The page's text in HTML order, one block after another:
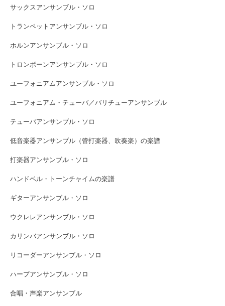
サックスアンサンブル・ソロ
トランペットアンサンブル・ソロ
ホルンアンサンブル・ソロ
トロンボーンアンサンブル・ソロ
ユーフォニアムアンサンブル・ソロ
ユーフォニアム・テューバ／バリチューアンサンブル
テューバアンサンブル・ソロ
低音楽器アンサンブル（管打楽器、吹奏楽）の楽譜
打楽器アンサンブル・ソロ
ハンドベル・トーンチャイムの楽譜
ギターアンサンブル・ソロ
ウクレレアンサンブル・ソロ
カリンバアンサンブル・ソロ
リコーダーアンサンブル・ソロ
ハープアンサンブル・ソロ
合唱・声楽アンサンブル